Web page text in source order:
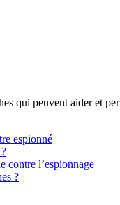
qui peuvent aider et
espionné
contre l’espionnage
?